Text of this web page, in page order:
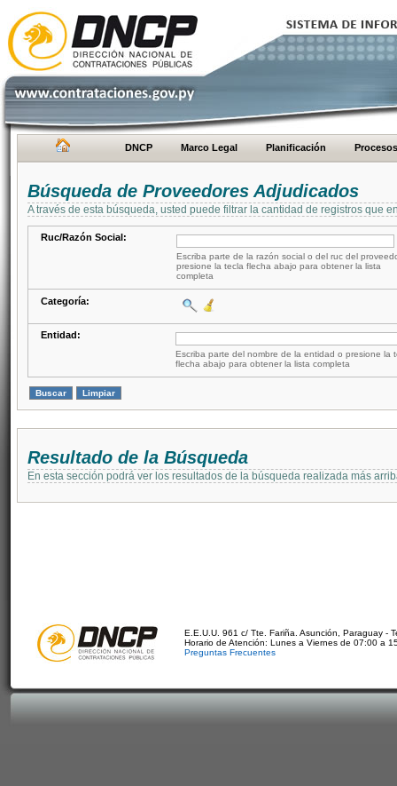
DNCP Marco Legal Planificación Procesos
Búsqueda de Proveedores Adjudicados
A través de esta búsqueda, usted puede filtrar la cantidad de registros que
Ruc/Razón Social:
Escriba parte de la razón social o del ruc del
presione la tecla flecha abajo para obtener la lista
completa
Categoría:
Entidad:
Escriba parte del nombre de la entidad o presione la
flecha abajo para obtener la lista completa
Resultado de la Búsqueda
En esta sección podrá ver los resultados de la búsqueda realizada más
E.E.U.U. 961 c/ Tte. Fariña. Asunción, Paraguay -
Horario de Atención: Lunes a Viernes de 07:00 a
Preguntas Frecuentes